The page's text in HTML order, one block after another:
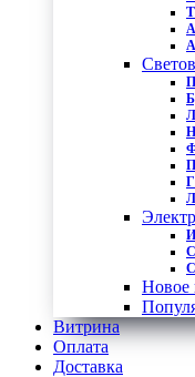
Новое
Витрина
Оплата
Доставка